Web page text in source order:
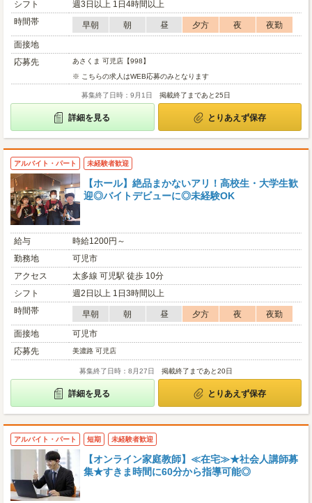
シフト
週3日以上 1日4時間以上
時間帯
早朝 朝 昼 夕方 夜
夜勤
面接地
応募先
あさくま 可児店【998】
※ こちらの求人はWEB応募のみとなります
募集終了日時：9月1日 掲載終了まであと25日
詳細を見る とりあえず保存
アルバイト・パート 未経験者歓迎
【ホール】絶品まかないアリ！高校生・大学生歓
迎◎バイトデビューに◎未経験OK
給与
時給1200円～
勤務地
可児市
アクセス
太多線 可児駅 徒歩 10分
シフト
週2日以上 1日3時間以上
時間帯
早朝 朝 昼 夕方 夜
夜勤
面接地
可児市
応募先
美濃路 可児店
募集終了日時：8月27日 掲載終了まであと20日
詳細を見る とりあえず保存
アルバイト・パート 短期 未経験者歓迎
【オンライン家庭教師】≪在宅≫★社会人講師募
集★すきま時間に60分から指導可能◎